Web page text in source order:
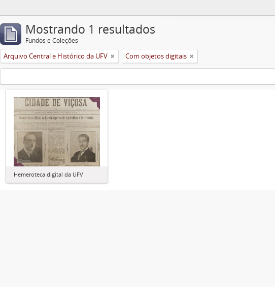
Mostrando 1 resultados
Fundos e Coleções
Arquivo Central e Histórico da UFV Com objetos digitais
Hemeroteca digital da UFV